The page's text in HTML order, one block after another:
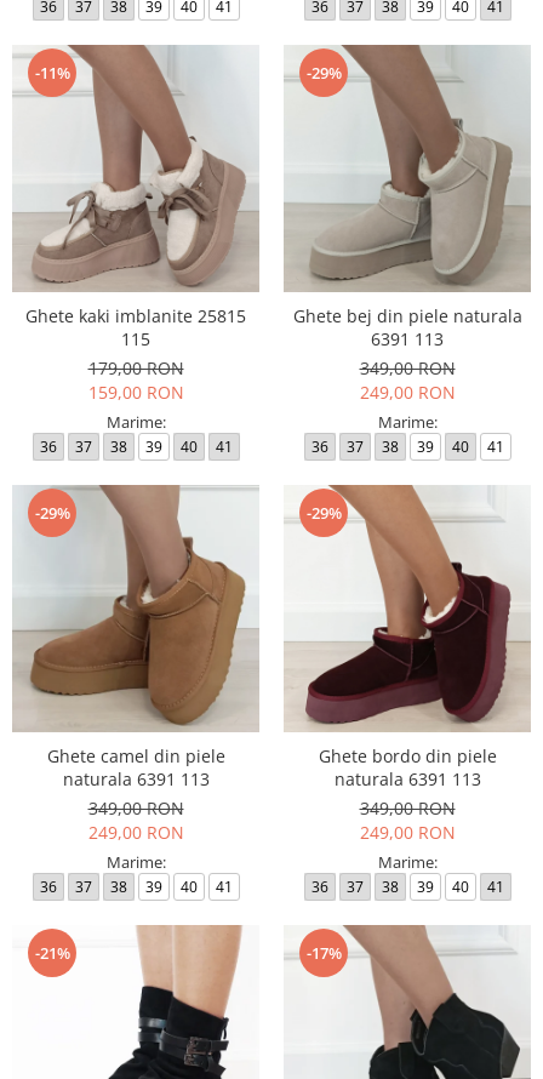
36 37 38 39 40 41 36 37 38 39 40 41
-11%
Ghete kaki imblanite 25815
115
179,00 RON
159,00 RON
Marime:
36 37 38 39 40 41
-29%
Ghete bej din piele naturala
6391 113
349,00 RON
249,00 RON
Marime:
36 37 38 39 40 41
-29%
Ghete camel din piele
naturala 6391 113
349,00 RON
249,00 RON
Marime:
36 37 38 39 40 41
-29%
Ghete bordo din piele
naturala 6391 113
349,00 RON
249,00 RON
Marime:
36 37 38 39 40 41
-21% -17%